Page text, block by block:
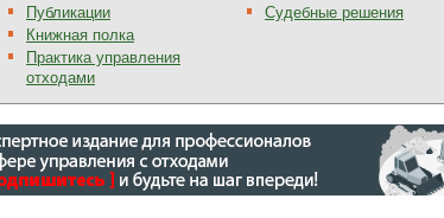
Публикации
Книжная полка
Практика управления
отходами
Судебные решения